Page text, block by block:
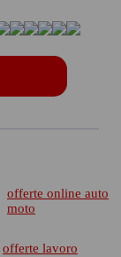
offerte online auto
moto
offerte lavoro